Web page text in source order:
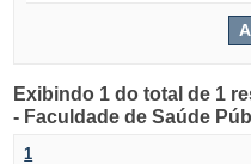
Exibindo 1 do total de 1
- Faculdade de Saúde
1